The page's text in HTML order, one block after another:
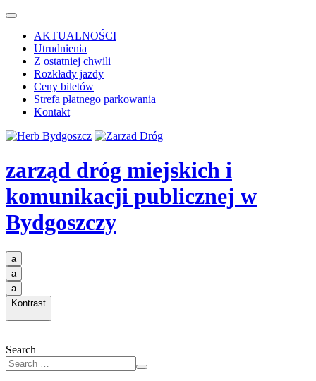
AKTUALNOŚCI
Utrudnienia
Z ostatniej chwili
Rozkłady jazdy
Ceny biletów
Strefa płatnego parkowania
Kontakt
zarząd dróg miejskich i
komunikacji publicznej w
Bydgoszczy
a
a
a
Kontrast
Search